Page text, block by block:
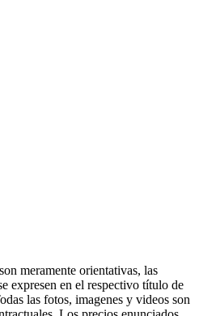
meramente orientativas, las
expresen en el respectivo título de
las fotos, imagenes y videos son